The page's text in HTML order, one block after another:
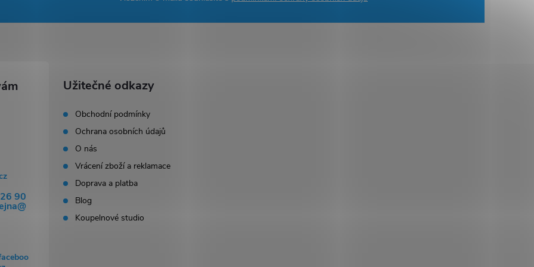
90
Užitečné odkazy
Obchodní podmínky
Ochrana osobních údajů
O nás
Vrácení zboží a reklamace
Doprava a platba
Blog
Koupelnové studio